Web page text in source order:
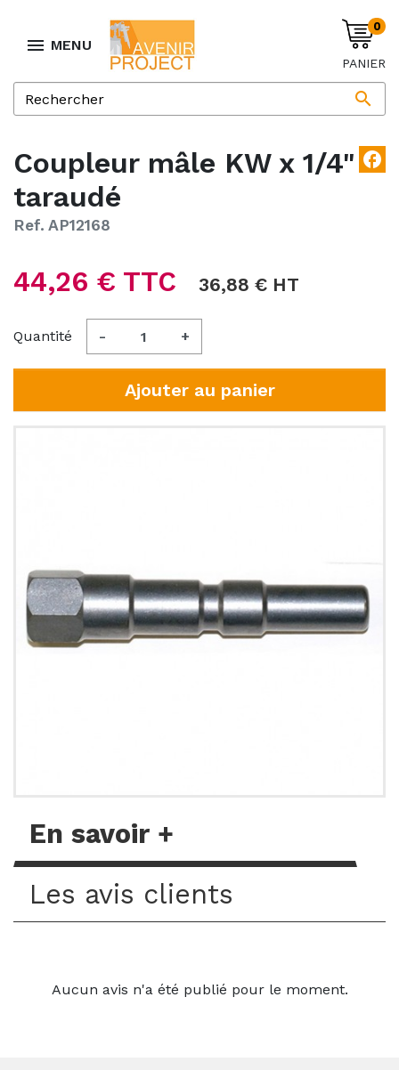
 MENU

0
PANIER
Coupleur mâle KW x 1/4"
taraudé
facebook
Ref. AP12168
44,26 € TTC 36,88 € HT
Quantité - +
Ajouter au panier
En savoir +
Les avis clients
Aucun avis n'a été publié pour le moment.